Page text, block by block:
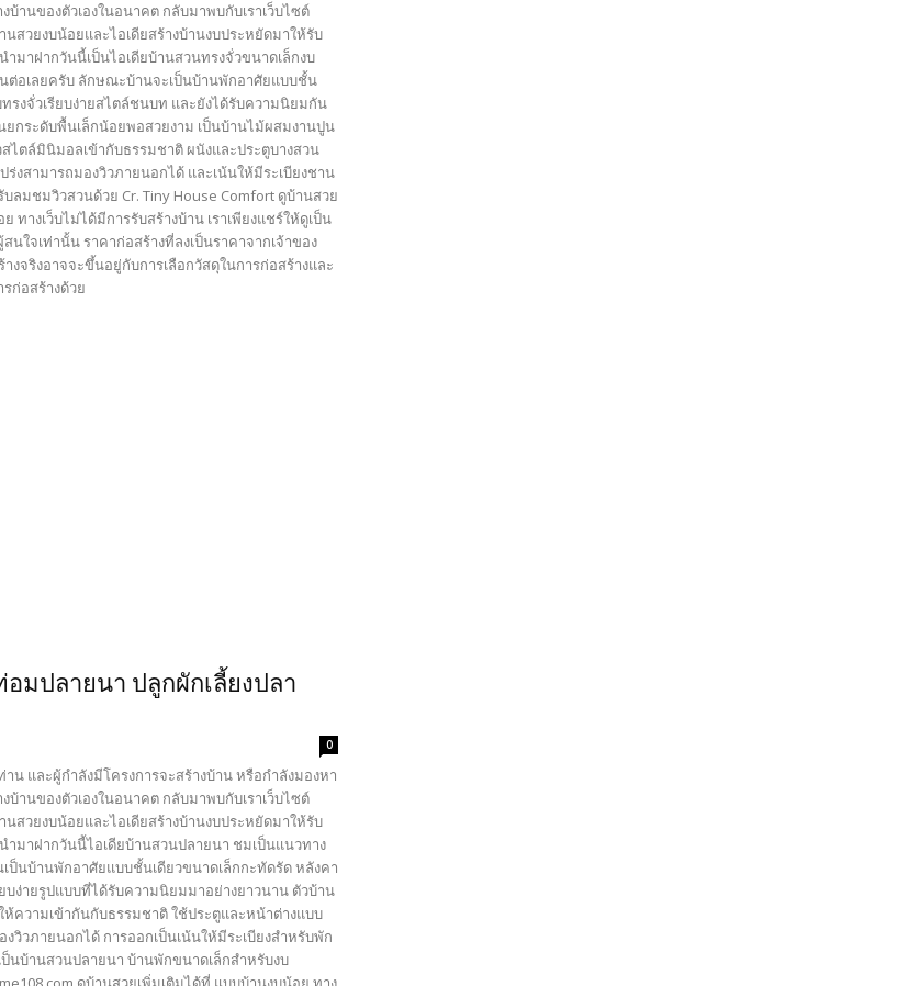
บ้านของตัวเองในอนาคต กลับมาพบกับเราเว็บไซต์
นสวยงบน้อยและไอเดียสร้างบ้านงบประหยัดมาให้รับ
มาฝากวันนี้เป็นไอเดียบ้านสวนทรงจั่วขนาดเล็กงบ
ต่อเลยครับ ลักษณะบ้านจะเป็นบ้านพักอาศัยแบบชั้น
รงจั่วเรียบง่ายสไตล์ชนบท และยังได้รับความนิยมกัน
ยกระดับพื้นเล็กน้อยพอสวยงาม เป็นบ้านไม้ผสมงานปูน
ไตล์มินิมอลเข้ากับธรรมชาติ ผนังและประตูบางสวน
ร่งสามารถมองวิวภายนอกได้ และเน้นให้มีระเบียงชาน
ลมชมวิวสวนด้วย Cr. Tiny House Comfort ดูบ้านสวย
ทางเว็บไม่ได้มีการรับสร้างบ้าน เราเพียงแชร์ให้ดูเป็น
นใจเท่านั้น ราคาก่อสร้างที่ลงเป็นราคาจากเจ้าของ
งจริงอาจจะขึ้นอยู่กับการเลือกวัสดุในการก่อสร้างและ
ก่อสร้างด้วย
อมปลายนา ปลูกผักเลี้ยงปลา
0
และผู้กำลังมีโครงการจะสร้างบ้าน หรือกำลังมองหา
บ้านของตัวเองในอนาคต กลับมาพบกับเราเว็บไซต์
นสวยงบน้อยและไอเดียสร้างบ้านงบประหยัดมาให้รับ
มาฝากวันนี้ไอเดียบ้านสวนปลายนา ชมเป็นแนวทาง
ป็นบ้านพักอาศัยแบบชั้นเดียวขนาดเล็กกะทัดรัด หลังคา
บง่ายรูปแบบที่ได้รับความนิยมมาอย่างยาวนาน ตัวบ้าน
ห้ความเข้ากันกับธรรมชาติ ใช้ประตูและหน้าต่างแบบ
วิวภายนอกได้ การออกเป็นเน้นให้มีระเบียงสำหรับพัก
ป็นบ้านสวนปลายนา บ้านพักขนาดเล็กสำหรับงบ